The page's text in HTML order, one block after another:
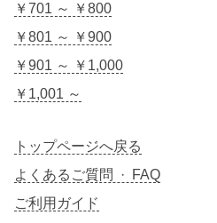
￥701 ～ ￥800
￥801 ～ ￥900
￥901 ～ ￥1,000
￥1,001 ～
トップページへ戻る
よくあるご質問 · FAQ
ご利用ガイド